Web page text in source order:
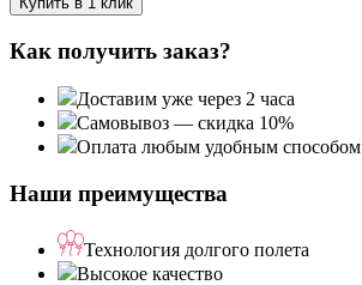
Как получить заказ?
Доставим уже через 2 часа
Самовывоз — скидка 10%
Оплата любым удобным способом
Наши преимущества
Технология долгого полета
Высокое качество